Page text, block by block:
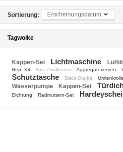
Sortierung: Erscheinungsdatum
Tagwolke
Kappen-Set Lichtmaschine
Rep.-Kit Satz Zündkerzen Aggregateriemen
Schutztasche Black-Out-Kit Umlenkrolle
Wasserpumpe
Kappen-Set
Dichtung
Radmuttern-Set